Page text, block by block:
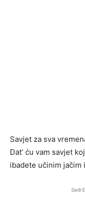
Savjet za sva
Dat’ ću vam savjet
ibadete učinim jačim